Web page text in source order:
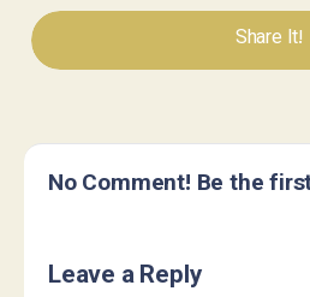
Share It!
No Comment! Be the
Leave a Reply